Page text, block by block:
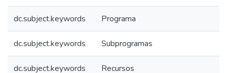
dc.subject.keywords Programa
dc.subject.keywords Subprogramas
dc.subject.keywords Recursos